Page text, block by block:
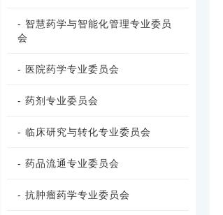
- 智慧药学与智能化管理专业委员
会
- 医院药学专业委员会
- 药剂专业委员会
- 临床研究与转化专业委员会
- 药品流通专业委员会
- 抗肿瘤药学专业委员会